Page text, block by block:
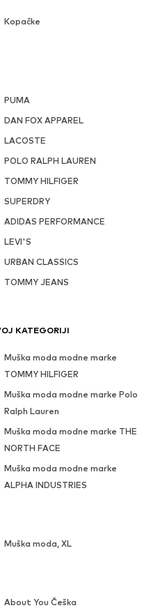
Kopačke
PUMA
DAN FOX APPAREL
LACOSTE
POLO RALPH LAUREN
TOMMY HILFIGER
SUPERDRY
ADIDAS PERFORMANCE
LEVI'S
URBAN CLASSICS
TOMMY JEANS
KATEGORIJI
Muška moda modne marke
TOMMY HILFIGER
Muška moda modne marke Polo
Ralph Lauren
Muška moda modne marke THE
NORTH FACE
Muška moda modne marke
ALPHA INDUSTRIES
Muška moda, XL
About You Češka